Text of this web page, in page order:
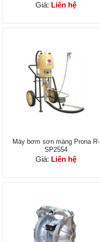
Giá: Liên hệ
Máy bơm sơn màng Prona R-
SP2554
Giá: Liên hệ